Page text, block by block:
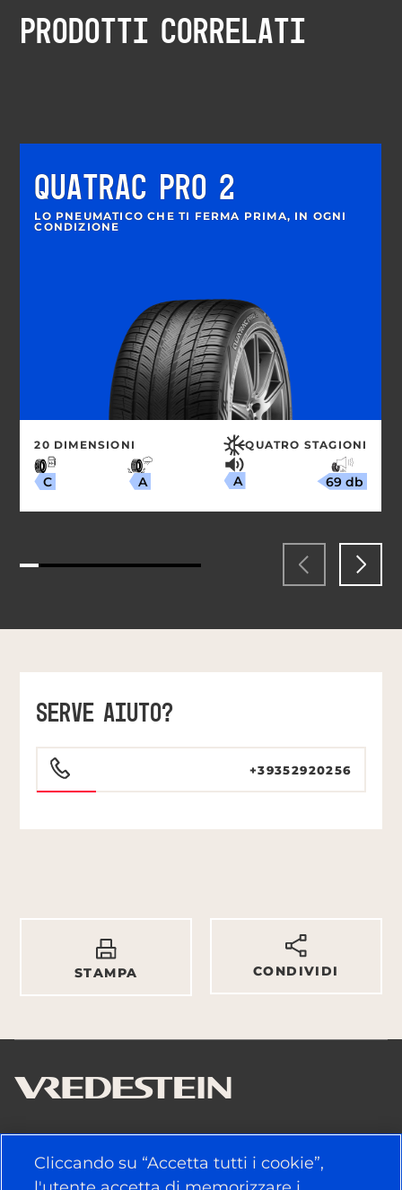
PRODOTTI CORRELATI
QUATRAC PRO 2
LO PNEUMATICO CHE TI FERMA PRIMA, IN OGNI
CONDIZIONE
20 DIMENSIONI QUATRO STAGIONI
C A A 69 db
SERVE AIUTO?
+39352920256
STAMPA CONDIVIDI
Cliccando su “Accetta tutti i cookie”,